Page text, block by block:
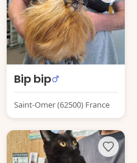
Bip bip
Saint-Omer (62500) France